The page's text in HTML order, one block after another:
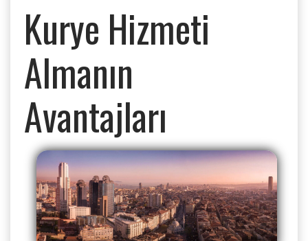
Kurye Hizmeti
Almanın
Avantajları